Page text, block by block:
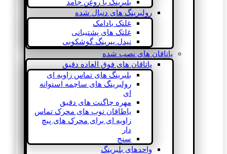
بلبرینگ با روغن جامد
رولبرینگ های دنبال شده
غلتک بادامک
غلتک های پشتیبانی
نیدل بیرینگ گوشکوبی
یاتاقان های نصب شده
یاتاقان های فوق العاده دقیق
بلبرینگ های تماس زاویه ای
رولبرینگ های ساچمه استوانه
ای
مهره چاگنت های دقیق
یاطاقان توپ های محرک تماس
زاویه ای برای محرک های پیچ
دار
سنج
واحدهای بلبرینگ